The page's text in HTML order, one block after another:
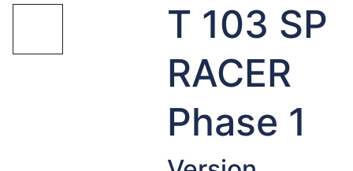
T 103 SP
RACER
Phase 1